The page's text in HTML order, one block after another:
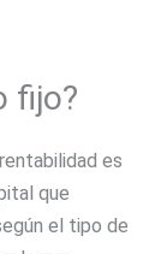
fijo?
es
que
el tipo de